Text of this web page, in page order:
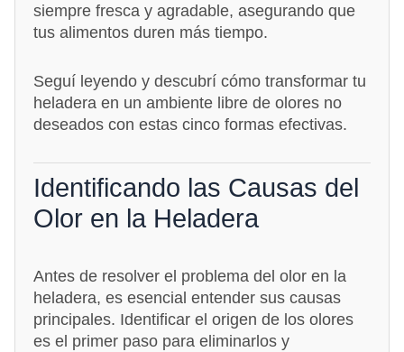
siempre fresca y agradable, asegurando que
tus alimentos duren más tiempo.
Seguí leyendo y descubrí cómo transformar tu
heladera en un ambiente libre de olores no
deseados con estas cinco formas efectivas.
Identificando las Causas del
Olor en la Heladera
Antes de resolver el problema del olor en la
heladera, es esencial entender sus causas
principales. Identificar el origen de los olores
es el primer paso para eliminarlos y